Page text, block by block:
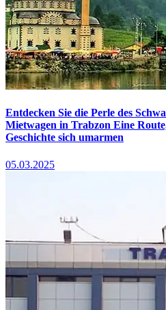
Entdecken Sie die Perle des
Mietwagen in Trabzon Eine
Geschichte sich umarmen
05.03.2025